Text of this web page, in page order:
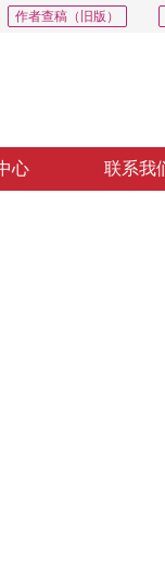
作者查稿（旧版）
心 联系我